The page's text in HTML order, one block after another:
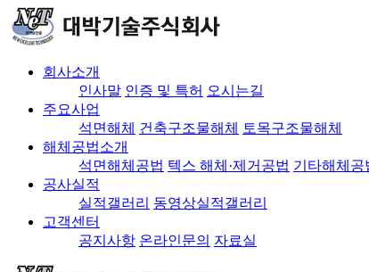
회사소개
인사말 인증 및 특허 오시는길
주요사업
석면해체 건축구조물해체
토목구조물해체
해체공법소개
석면해체공법 텍스 해체·제거공법 기타해체공
공사실적
실적갤러리 동영상실적갤러리
고객센터
공지사항 온라인문의 자료실